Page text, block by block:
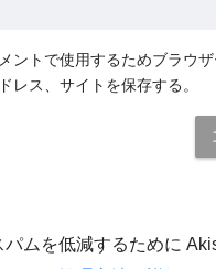
ントで使用するためブラウザ
レス、サイトを保存する。
パムを低減するために